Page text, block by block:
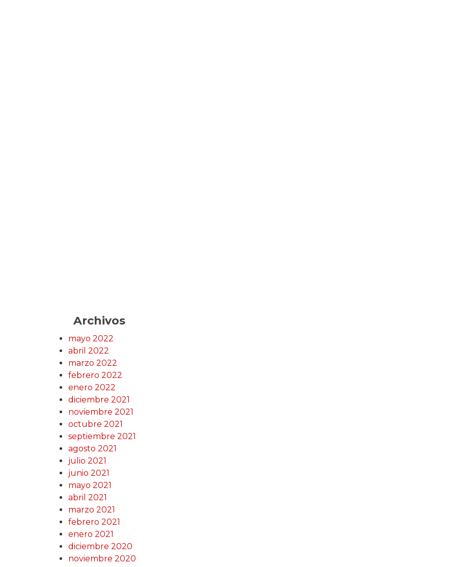
Archivos
mayo 2022
abril 2022
marzo 2022
febrero 2022
enero 2022
diciembre 2021
noviembre 2021
octubre 2021
septiembre 2021
agosto 2021
julio 2021
junio 2021
mayo 2021
abril 2021
marzo 2021
febrero 2021
enero 2021
diciembre 2020
noviembre 2020